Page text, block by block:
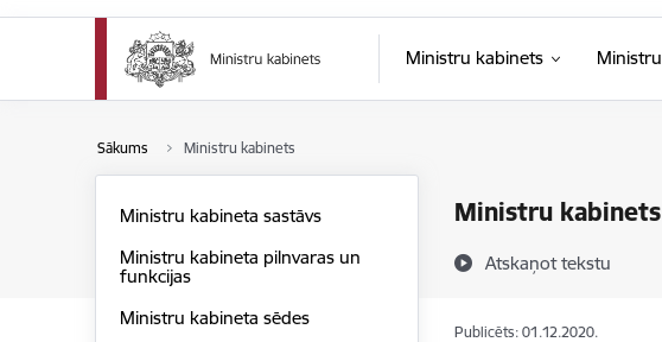
Ministru kabinets
Sākums Ministru kabinets
Ministru kabinets
Atskaņot tekstu
Ministru kabineta sastāvs
Ministru kabineta pilnvaras un
funkcijas
Ministru kabineta sēdes
Publicēts: 01.12.2020.